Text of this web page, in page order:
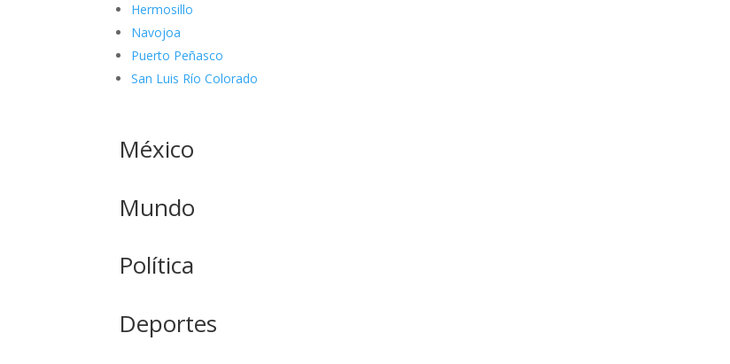
Hermosillo
Navojoa
Puerto Peñasco
San Luis Río Colorado
México
Mundo
Política
Deportes